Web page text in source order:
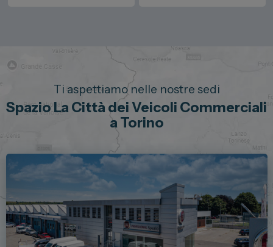
Ti aspettiamo nelle nostre sedi
Spazio La Città dei Veicoli Commerciali
a Torino